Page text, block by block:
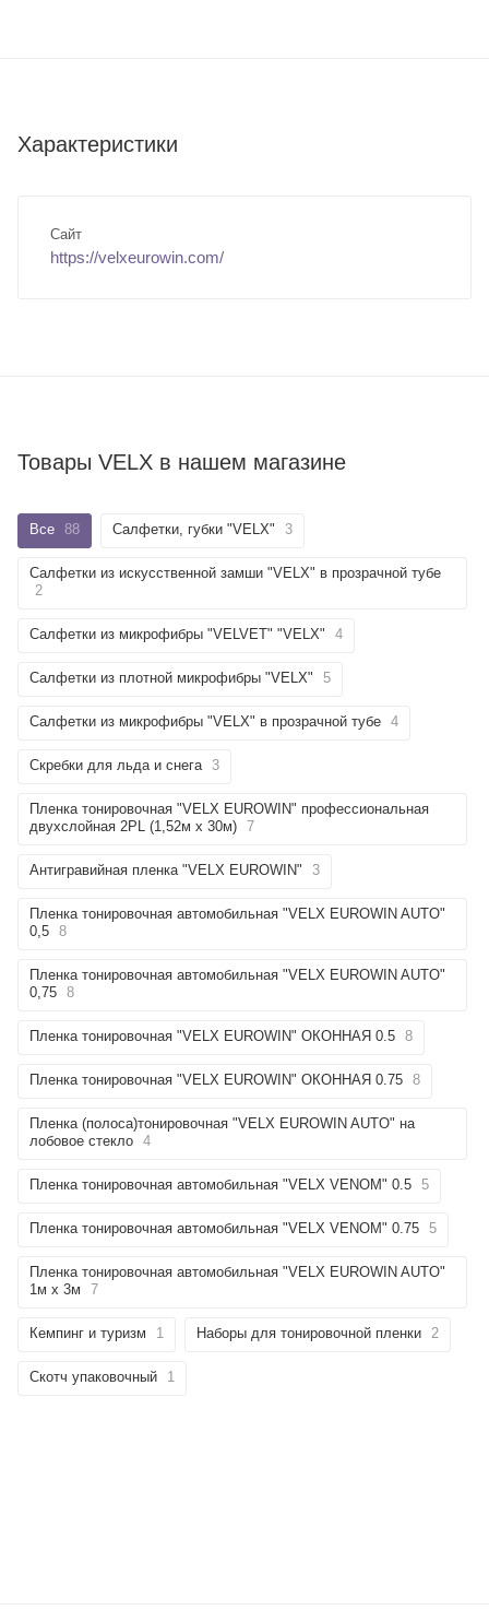
Характеристики
Сайт
https://velxeurowin.com/
Товары VELX в нашем магазине
Все 88 Салфетки, губки "VELX" 3
Салфетки из искусственной замши "VELX" в прозрачной тубе
2
Салфетки из микрофибры "VELVET" "VELX" 4
Салфетки из плотной микрофибры "VELX" 5
Салфетки из микрофибры "VELX" в прозрачной тубе 4
Скребки для льда и снега 3
Пленка тонировочная "VELX EUROWIN" профессиональная
двухслойная 2PL (1,52м х 30м) 7
Антигравийная пленка "VELX EUROWIN" 3
Пленка тонировочная автомобильная "VELX EUROWIN AUTO"
0,5 8
Пленка тонировочная автомобильная "VELX EUROWIN AUTO"
0,75 8
Пленка тонировочная "VELX EUROWIN" ОКОННАЯ 0.5 8
Пленка тонировочная "VELX EUROWIN" ОКОННАЯ 0.75 8
Пленка (полоса)тонировочная "VELX EUROWIN AUTO" на
лобовое стекло 4
Пленка тонировочная автомобильная "VELX VENOM" 0.5 5
Пленка тонировочная автомобильная "VELX VENOM" 0.75 5
Пленка тонировочная автомобильная "VELX EUROWIN AUTO"
1м х 3м
7
Кемпинг и туризм 1 Наборы для тонировочной пленки 2
Скотч упаковочный 1